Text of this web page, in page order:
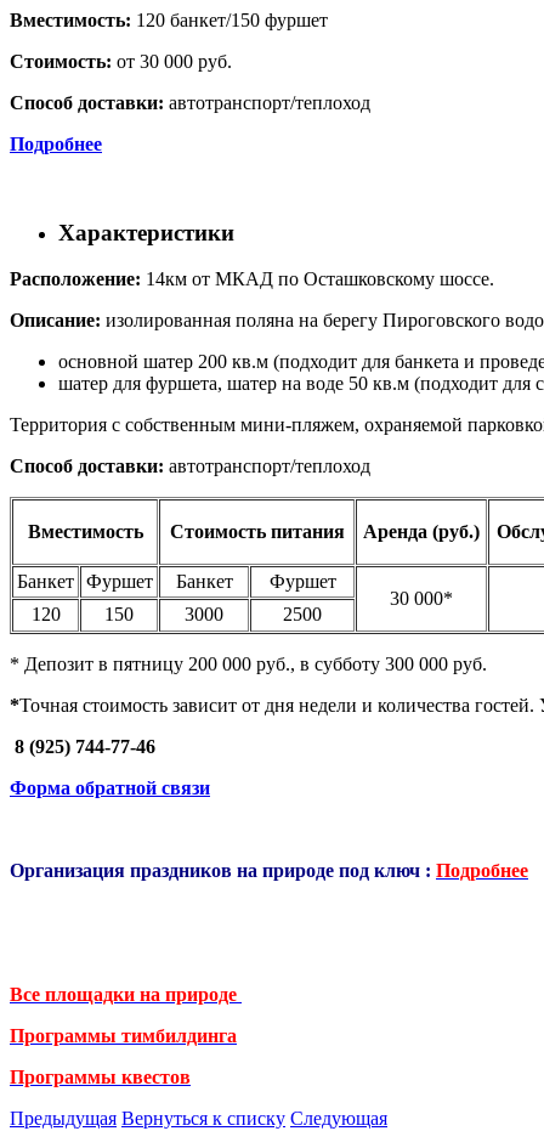
Вместимость: 120 банкет/150 фуршет
Стоимость: от 30 000 руб.
Способ доставки: автотранспорт/теплоход
Подробнее
Характеристики
Расположение: 14км от МКАД по Осташковскому шоссе.
Описание: изолированная поляна на берегу Пироговского
основной шатер 200 кв.м (подходит для банкета и
шатер для фуршета, шатер на воде 50 кв.м (подходит для
Территория с собственным мини-пляжем, охраняемой
Способ доставки: автотранспорт/теплоход
Вместимость Стоимость питания Аренда (руб.)
Банкет Фуршет Банкет
Фуршет
30 000*
120 150 3000 2500
* Депозит в пятницу 200 000 руб., в субботу 300 000 руб.
*Точная стоимость зависит от дня недели и количества
8 (925) 744-77-46
Форма обратной связи
Организация праздников на природе под ключ : Подробнее
Все площадки на природе
Программы тимбилдинга
Программы квестов
Предыдущая Вернуться к списку Следующая